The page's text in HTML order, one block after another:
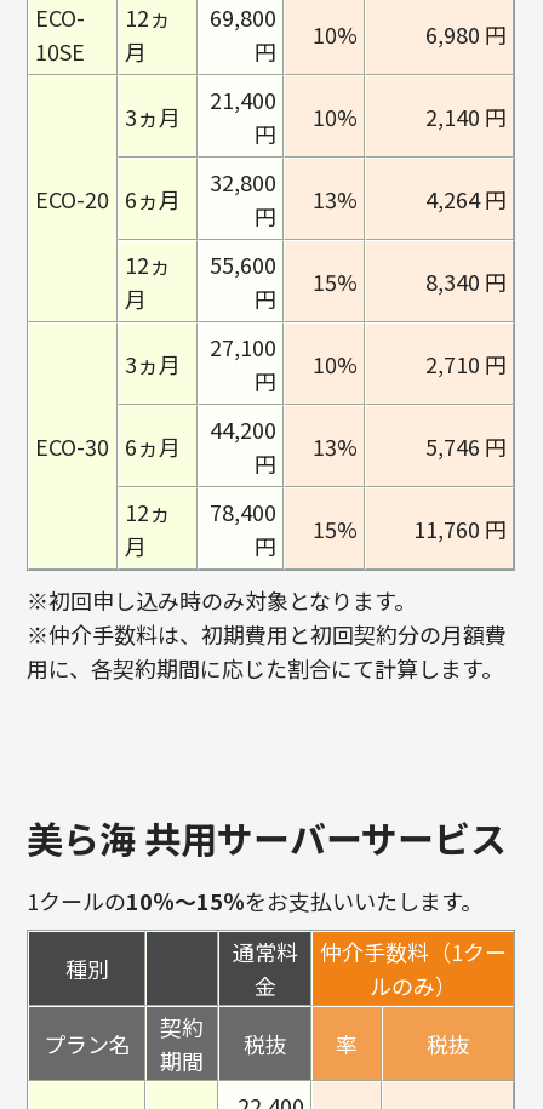
ECO-
10SE
12ヵ
月
69,800
円
10% 6,980 円
ECO-20
3ヵ月
21,400
円
10% 2,140 円
6ヵ月
32,800
円
13% 4,264 円
12ヵ
月
55,600
円
15% 8,340 円
ECO-30
3ヵ月
27,100
円
10% 2,710 円
6ヵ月
44,200
円
13% 5,746 円
12ヵ
月
78,400
円
15% 11,760 円
※初回申し込み時のみ対象となります。
※仲介手数料は、初期費用と初回契約分の月額費
用に、各契約期間に応じた割合にて計算します。
美ら海 共用サーバーサービス
1クールの10％～15％をお支払いいたします。
種別
通常料
金
仲介手数料（1クー
ルのみ）
プラン名
契約
期間
税抜 率 税抜